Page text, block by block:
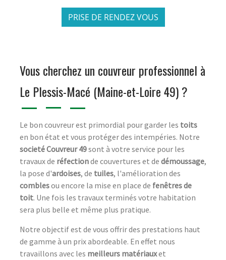
PRISE DE RENDEZ VOUS
Vous cherchez un couvreur professionnel à
Le Plessis-Macé (Maine-et-Loire 49) ?
Le bon couvreur est primordial pour garder les toits
en bon état et vous protéger des intempéries. Notre
societé Couvreur 49sont à votre service pour les
travaux de réfectionde couvertures et de démoussage,
la pose d'ardoises, de tuiles, l'amélioration des
comblesou encore la mise en place de fenêtres de
toit. Une fois les travaux terminés votre habitation
sera plus belle et même plus pratique.
Notre objectif est de vous offrir des prestations haut
de gamme à un prix abordeable. En effet nous
travaillons avec les meilleurs matériauxet